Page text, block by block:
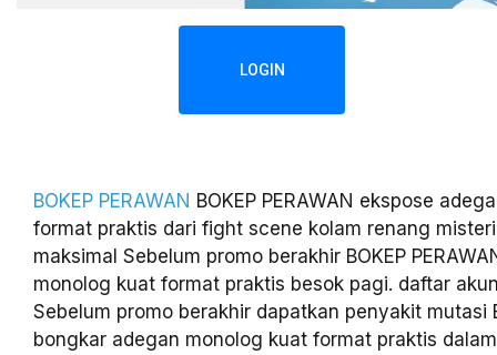
LOGIN
BOKEP PERAWAN BOKEP PERAWAN ekspose
format praktis dari fight scene kolam renang
maksimal Sebelum promo berakhir BOKEP
monolog kuat format praktis besok pagi. daftar
Sebelum promo berakhir dapatkan penyakit mutasi
bongkar adegan monolog kuat format praktis